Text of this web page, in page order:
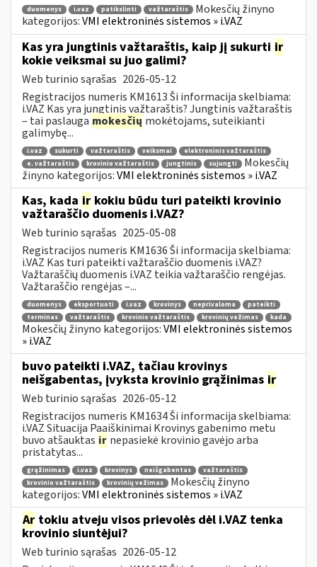
duomenys i.vaz patikslinti važtaraštis
Mokesčių žinyno
kategorijos:VMI elektroninės sistemos » i.VAZ
Kas yra jungtinis važtaraštis, kaip jį sukurti ir
kokie veiksmai su juo galimi?
Web turinio sąrašas 2026-05-12
Registracijos numeris KM1613 Ši informacija skelbiama:
i.VAZ Kas yra jungtinis važtaraštis? Jungtinis važtaraštis
– tai paslauga mokesčių mokėtojams, suteikianti
galimybę...
i.vaz sukurti važtaraštis veiksmai
elektroninis važtaraštis
e. važtaraštis
krovinio važtaraštis jungtinis sujungti
Mokesčių
žinyno kategorijos:VMI elektroninės sistemos » i.VAZ
Kas, kada ir kokiu būdu turi pateikti krovinio
važtaraščio duomenis i.VAZ?
Web turinio sąrašas 2025-05-08
Registracijos numeris KM1636 Ši informacija skelbiama:
i.VAZ Kas turi pateikti važtaraščio duomenis i.VAZ?
Važtaraščių duomenis i.VAZ teikia važtaraščio rengėjas.
Važtaraščio rengėjas –...
duomenys eksportuoti i.vaz krovinys neprivaloma
pateikti
terminas
važtaraštis krovinio važtaraštis krovinių vežimas kada
Mokesčių žinyno kategorijos:VMI elektroninės sistemos
» i.VAZ
buvo pateikti i.VAZ, tačiau krovinys
neišgabentas, įvyksta krovinio grąžinimas ir
Web turinio sąrašas 2026-05-12
Registracijos numeris KM1634 Ši informacija skelbiama:
i.VAZ Situacija Paaiškinimai Krovinys gabenimo metu
buvo atšauktas ir nepasiekė krovinio gavėjo arba
pristatytas...
grąžinimas i.vaz krovinys neišgabentas
važtaraštis
krovinio važtaraštis
krovinių vežimas
Mokesčių žinyno
kategorijos:VMI elektroninės sistemos » i.VAZ
Ar tokiu atveju visos prievolės dėl i.VAZ tenka
krovinio siuntėjui?
Web turinio sąrašas 2026-05-12